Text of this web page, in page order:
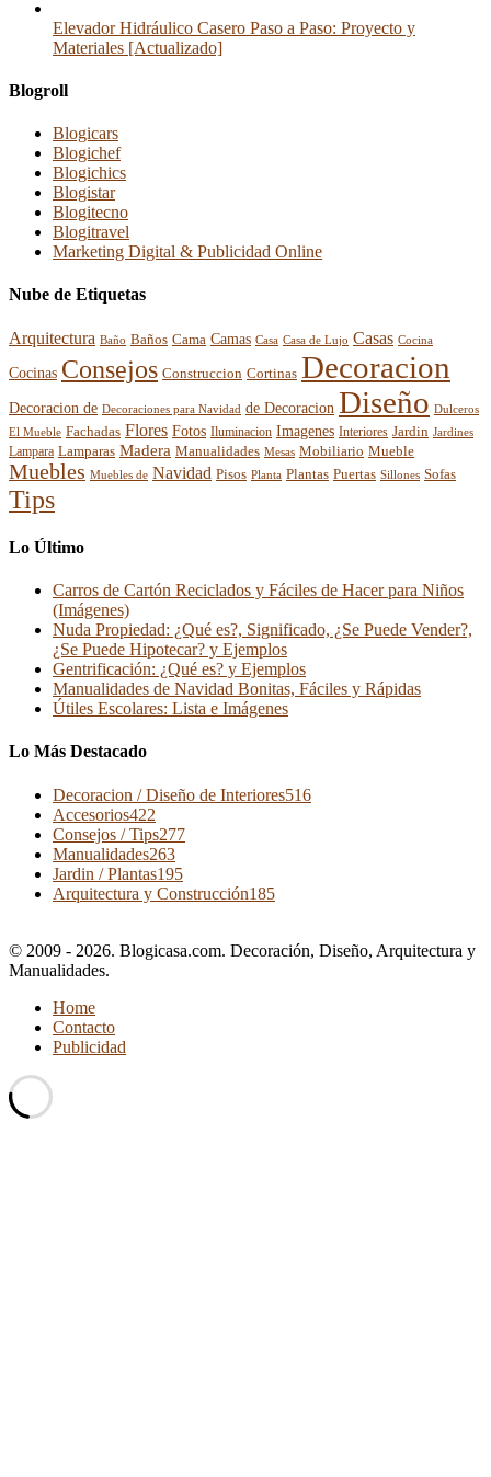
Elevador Hidráulico Casero Paso a Paso: Proyecto y
Materiales [Actualizado]
Blogroll
Blogicars
Blogichef
Blogichics
Blogistar
Blogitecno
Blogitravel
Marketing Digital & Publicidad Online
Nube de Etiquetas
Arquitectura Baño Baños Cama Camas Casa Casa de Lujo Casas Cocina
Cocinas Consejos Construccion Cortinas Decoracion
Decoracion de Decoraciones para Navidad de Decoracion Diseño Dulceros
El Mueble Fachadas Flores Fotos Iluminacion Imagenes Interiores Jardin Jardines
Lampara Lamparas Madera Manualidades Mesas Mobiliario Mueble
Muebles Muebles de Navidad Pisos Planta Plantas Puertas Sillones Sofas
Tips
Lo Último
Carros de Cartón Reciclados y Fáciles de Hacer para Niños
(Imágenes)
Nuda Propiedad: ¿Qué es?, Significado, ¿Se Puede Vender?,
¿Se Puede Hipotecar? y Ejemplos
Gentrificación: ¿Qué es? y Ejemplos
Manualidades de Navidad Bonitas, Fáciles y Rápidas
Útiles Escolares: Lista e Imágenes
Lo Más Destacado
Decoracion / Diseño de Interiores516
Accesorios422
Consejos / Tips277
Manualidades263
Jardin / Plantas195
Arquitectura y Construcción185
© 2009 - 2026. Blogicasa.com. Decoración, Diseño, Arquitectura y
Manualidades.
Home
Contacto
Publicidad